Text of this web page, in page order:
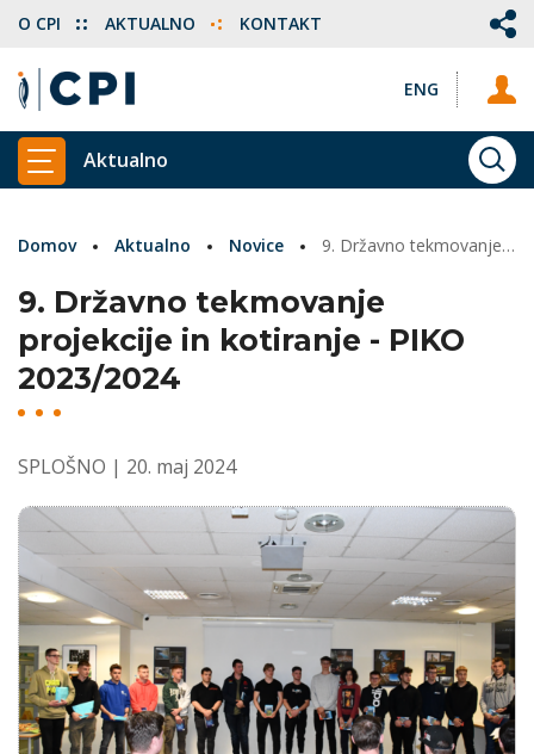
ENG
O CPI AKTUALNO KONTAKT
PRIKAŽI GLAVNI MENI
Aktualno
Domov Aktualno Novice 9. Državno tekmovanje projekcije in kotiranje - PIKO 2023/2024
9. Državno tekmovanje
projekcije in kotiranje - PIKO
2023/2024
SPLOŠNO | 20. maj 2024